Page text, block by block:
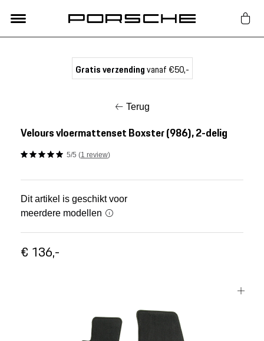
Nieuw
Acties
Porsche finder
Gratis verzendingvanaf €50,-
Terug
Velours vloermattenset Boxster (986), 2-delig
5/5 (1 review)
Dit artikel is geschikt voor
meerdere modellen
€ 136,-